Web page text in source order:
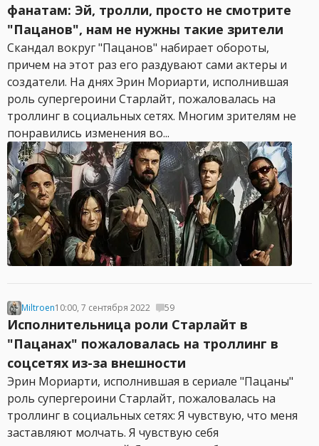
фанатам: Эй, тролли, просто не смотрите
"Пацанов", нам не нужны такие зрители
Скандал вокруг "Пацанов" набирает обороты,
причем на этот раз его раздувают сами актеры и
создатели. На днях Эрин Мориарти, исполнившая
роль супергероини Старлайт, пожаловалась на
троллинг в социальных сетях. Многим зрителям не
понравились изменения во...
Miltroen10:00, 7 сентября 2022 59
Исполнительница роли Старлайт в
"Пацанах" пожаловалась на троллинг в
соцсетях из-за внешности
Эрин Мориарти, исполнившая в сериале "Пацаны"
роль супергероини Старлайт, пожаловалась на
троллинг в социальных сетях: Я чувствую, что меня
заставляют молчать. Я чувствую себя